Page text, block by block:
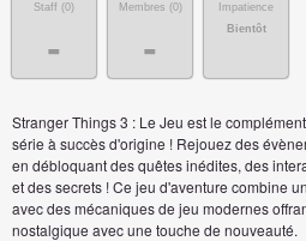
Staff (0)
-
Membres (0)
-
Impatience
Bientôt
Stranger Things 3 : Le Jeu est le
série à succès d'origine ! Rejouez des
en débloquant des quêtes inédites, des
et des secrets ! Ce jeu d'aventure combine
avec des mécaniques de jeu modernes
nostalgique avec une touche de nouveauté.